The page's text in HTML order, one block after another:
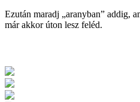
Ezután maradj „aranyban” addig,
már akkor úton lesz feléd.